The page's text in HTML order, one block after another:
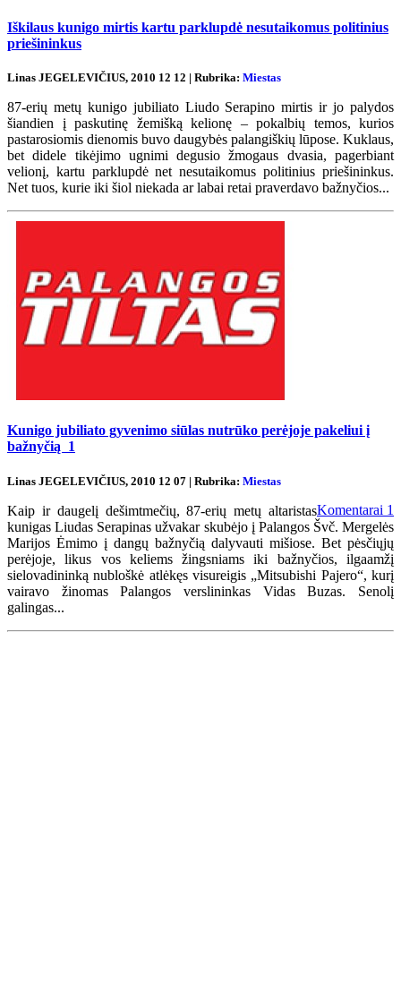
Iškilaus kunigo mirtis kartu parklupdė nesutaikomus politinius
priešininkus
Linas JEGELEVIČIUS, 2010 12 12 | Rubrika: Miestas
87-erių metų kunigo jubiliato Liudo Serapino mirtis ir jo palydos
šiandien į paskutinę žemišką kelionę – pokalbių temos, kurios
pastarosiomis dienomis buvo daugybės palangiškių lūpose. Kuklaus,
bet didele tikėjimo ugnimi degusio žmogaus dvasia, pagerbiant
velionį, kartu parklupdė net nesutaikomus politinius priešininkus.
Net tuos, kurie iki šiol niekada ar labai retai praverdavo bažnyčios...
Kunigo jubiliato gyvenimo siūlas nutrūko perėjoje pakeliui į
bažnyčią 1
Linas JEGELEVIČIUS, 2010 12 07 | Rubrika: Miestas
Komentarai 1
Kaip ir daugelį dešimtmečių, 87-erių metų altaristas
kunigas Liudas Serapinas užvakar skubėjo į Palangos Švč. Mergelės
Marijos Ėmimo į dangų bažnyčią dalyvauti mišiose. Bet pėsčiųjų
perėjoje, likus vos keliems žingsniams iki bažnyčios, ilgaamžį
sielovadininką nubloškė atlėkęs visureigis „Mitsubishi Pajero“, kurį
vairavo žinomas Palangos verslininkas Vidas Buzas. Senolį
galingas...